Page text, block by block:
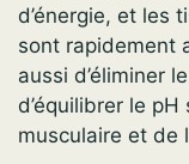
d’énergie, et les
sont rapidement
aussi d’éliminer
d’équilibrer le
musculaire et de